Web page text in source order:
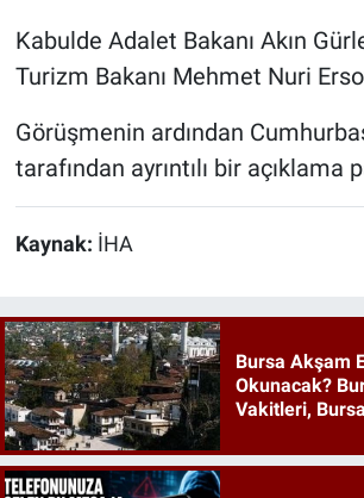
Kabulde Adalet Bakanı Akın
Turizm Bakanı Mehmet Nuri
Görüşmenin ardından
tarafından ayrıntılı bir açıklama
Kaynak: İHA
Bursa Akşam
Okunacak?
Vakitleri,